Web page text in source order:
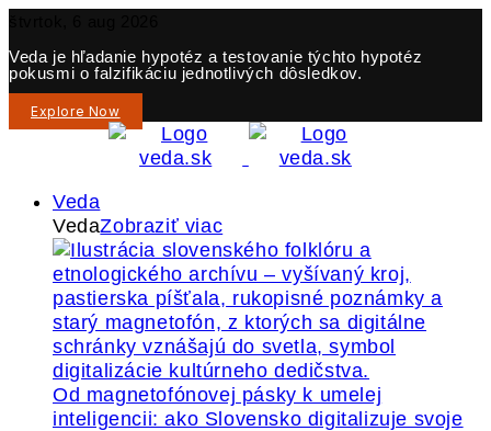
Veda je hľadanie hypotéz a testovanie týchto hypotéz
pokusmi o falzifikáciu jednotlivých dôsledkov.
Explore Now
Veda
VedaZobraziť viac
Od magnetofónovej pásky k umelej
inteligencii: ako Slovensko digitalizuje svoje